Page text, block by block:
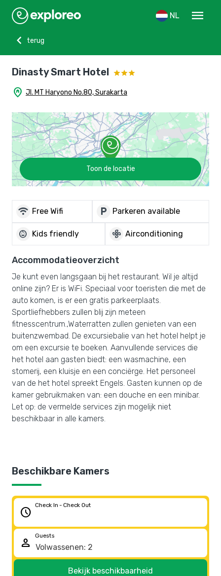
NL
menu
chevron_left
terug
Dinasty Smart Hotel
home_pin Jl. MT Haryono No.80, Surakarta
Toon de locatie
wifi Free Wifi local_parking Parkeren available
child_care Kids friendly mode_fan Airconditioning
Accommodatieoverzicht
Je kunt even langsgaan bij het restaurant. Wil je altijd
online zijn? Er is WiFi. Speciaal voor toeristen die met de
auto komen, is er een gratis parkeerplaats.
Sportliefhebbers zullen blij zijn meteen
fitnesscentrum.,Waterratten zullen genieten van een
buitenzwembad. De excursiebalie van het hotel helpt je
om een excursie te boeken. Aanvullende services die
het hotel aan gasten biedt: een wasmachine, een
stomerij, een kluisje en een conciërge. Het personeel
van de het hotel spreekt Engels. Gasten kunnen op de
kamer gebruikmaken van: een douche en een minibar.
Let op: de vermelde services zijn mogelijk niet
beschikbaar in alle kamers.
Beschikbare Kamers
schedule
Check In - Check Out
person
Guests
Bekijk beschikbaarheid